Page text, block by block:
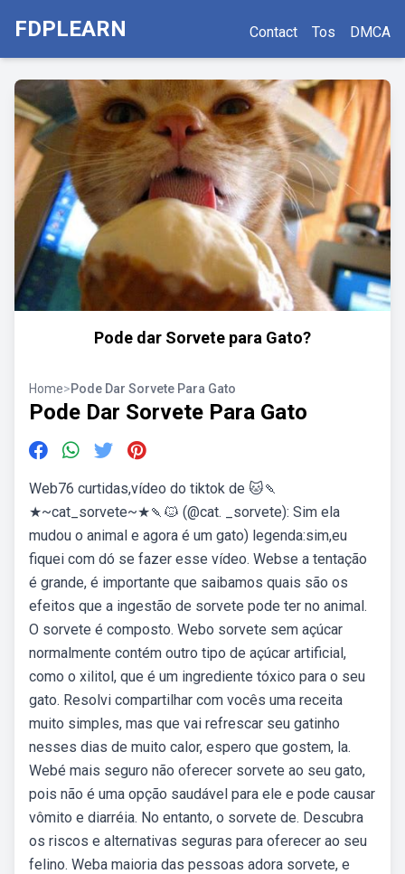
FDPLEARN Contact Tos DMCA
Pode dar Sorvete para Gato?
Home>Pode Dar Sorvete Para Gato
Pode Dar Sorvete Para Gato
Web76 curtidas,vídeo do tiktok de 🐱🍡
★~cat_sorvete~★🍡🐱 (@cat. _sorvete): Sim ela
mudou o animal e agora é um gato) legenda:sim,eu
fiquei com dó se fazer esse vídeo. Webse a tentação
é grande, é importante que saibamos quais são os
efeitos que a ingestão de sorvete pode ter no animal.
O sorvete é composto. Webo sorvete sem açúcar
normalmente contém outro tipo de açúcar artificial,
como o xilitol, que é um ingrediente tóxico para o seu
gato. Resolvi compartilhar com vocês uma receita
muito simples, mas que vai refrescar seu gatinho
nesses dias de muito calor, espero que gostem, la.
Webé mais seguro não oferecer sorvete ao seu gato,
pois não é uma opção saudável para ele e pode causar
vômito e diarréia. No entanto, o sorvete de. Descubra
os riscos e alternativas seguras para oferecer ao seu
felino. Weba maioria das pessoas adora sorvete, e